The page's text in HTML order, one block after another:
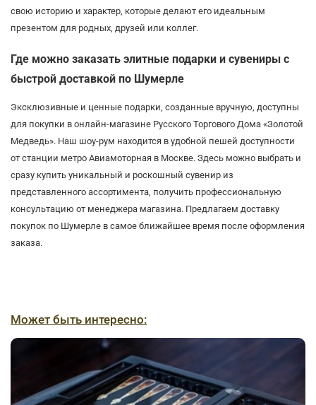
свою историю и характер, которые делают его идеальным
презентом для родных, друзей или коллег.
Где можно заказать элитные подарки и сувениры с
быстрой доставкой по Шумерле
Эксклюзивные и ценные подарки, созданные вручную, доступны
для покупки в онлайн-магазине Русского Торгового Дома «Золотой
Медведь». Наш шоу-рум находится в удобной пешей доступности
от станции метро Авиамоторная в Москве. Здесь можно выбрать и
сразу купить уникальный и роскошный сувенир из
представленного ассортимента, получить профессиональную
консультацию от менеджера магазина. Предлагаем доставку
покупок по Шумерле в самое ближайшее время после оформления
заказа.
Может быть интересно: